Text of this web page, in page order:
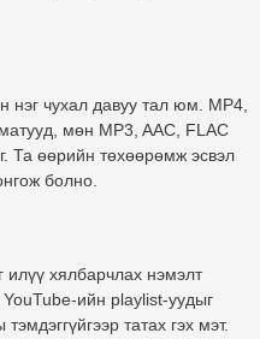
нэг чухал давуу тал юм. MP4,
мөн MP3, AAC, FLAC
Та өөрийн төхөөрөмж эсвэл
болно.
илүү хялбарчлах нэмэлт
ийн playlist-уудыг
татах гэх мэт.